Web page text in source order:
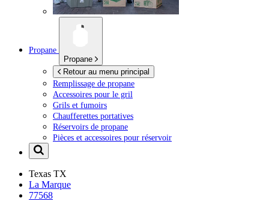
Propane
Propane
Retour au menu principal
Remplissage de propane
Accessoires pour le gril
Grils et fumoirs
Chaufferettes portatives
Réservoirs de propane
Pièces et accessoires pour réservoir
Texas TX
La Marque
77568